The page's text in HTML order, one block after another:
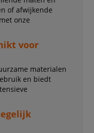
of afwijkende
onze
voor
materialen
en biedt